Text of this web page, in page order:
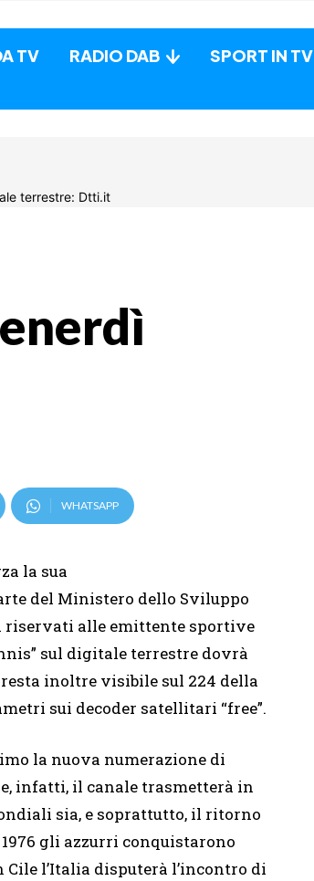
TV RADIO DAB SPORT IN TV
WHATSAPP
la sua
del Ministero dello Sviluppo
riservati alle emittente sportive
sul digitale terrestre dovrà
inoltre visibile sul 224 della
sui decoder satellitari “free”.
la nuova numerazione di
infatti, il canale trasmetterà in
sia, e soprattutto, il ritorno
gli azzurri conquistarono
l’Italia disputerà l’incontro di